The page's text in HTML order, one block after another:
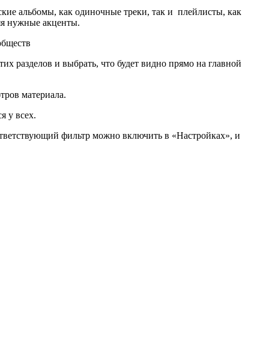
альбомы, как одиночные треки, так и плейлисты, как
нужные акценты.
разделов и выбрать, что будет видно прямо на главной
материала.
у всех.
фильтр можно включить в «Настройках», и